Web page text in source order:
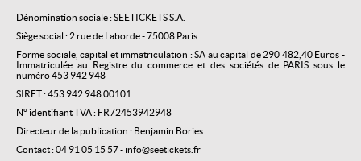
Dénomination sociale : SEETICKETS S.A.
Siège social : 2 rue de Laborde - 75008 Paris
Forme sociale, capital et immatriculation : SA au capital de 290 482,40 Euros -
Immatriculée au Registre du commerce et des sociétés de PARIS sous le
numéro 453 942 948
SIRET : 453 942 948 00101
N° identifiant TVA : FR72453942948
Directeur de la publication : Benjamin Bories
Contact : 04 91 05 15 57 - info@seetickets.fr